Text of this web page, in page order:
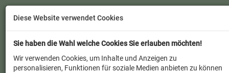
Diese Website verwendet Cookies
Sie haben die Wahl welche Cookies Sie erlauben möchten!
Wir verwenden Cookies, um Inhalte und Anzeigen zu
personalisieren, Funktionen für soziale Medien anbieten zu können